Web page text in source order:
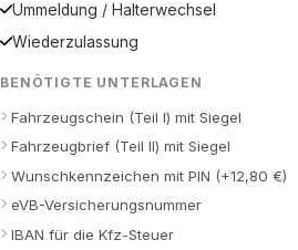
Ummeldung / Halterwechsel
Wiederzulassung
BENÖTIGTE UNTERLAGEN
Fahrzeugschein (Teil I) mit Siegel
Fahrzeugbrief (Teil II) mit Siegel
Wunschkennzeichen mit PIN (+12,80 €)
eVB-Versicherungsnummer
IBAN für die Kfz-Steuer